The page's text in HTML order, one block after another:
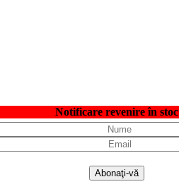
Notificare revenire în stoc